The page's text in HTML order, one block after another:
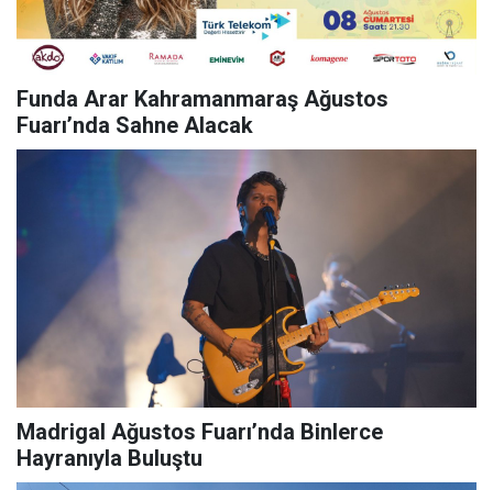
Funda Arar Kahramanmaraş Ağustos
Fuarı’nda Sahne Alacak
Madrigal Ağustos Fuarı’nda Binlerce
Hayranıyla Buluştu